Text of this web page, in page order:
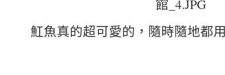
魟魚真的超可愛的，隨時隨地都